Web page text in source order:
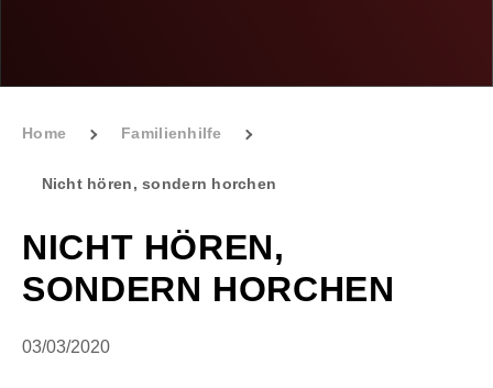
Home Familienhilfe
Nicht hören, sondern horchen
NICHT HÖREN,
SONDERN HORCHEN
03/03/2020